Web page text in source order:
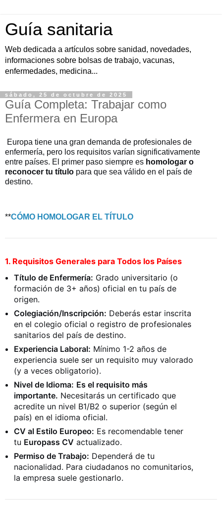
Guía sanitaria
Web dedicada a artículos sobre sanidad, novedades,
informaciones sobre bolsas de trabajo, vacunas,
enfermedades, medicina...
sábado, 25 de octubre de 2025
Guía Completa: Trabajar como
Enfermera en Europa
Europa tiene una gran demanda de profesionales de
enfermería, pero los requisitos varían significativamente
entre países. El primer paso siempre es homologar o
reconocer tu título para que sea válido en el país de
destino.
**CÓMO HOMOLOGAR EL TÍTULO
1. Requisitos Generales para Todos los Países
Título de Enfermería: Grado universitario (o
formación de 3+ años) oficial en tu país de
origen.
Colegiación/Inscripción: Deberás estar inscrita
en el colegio oficial o registro de profesionales
sanitarios del país de destino.
Experiencia Laboral: Mínimo 1-2 años de
experiencia suele ser un requisito muy valorado
(y a veces obligatorio).
Nivel de Idioma: Es el requisito más
importante. Necesitarás un certificado que
acredite un nivel B1/B2 o superior (según el
país) en el idioma oficial.
CV al Estilo Europeo: Es recomendable tener
tu Europass CV actualizado.
Permiso de Trabajo: Dependerá de tu
nacionalidad. Para ciudadanos no comunitarios,
la empresa suele gestionarlo.